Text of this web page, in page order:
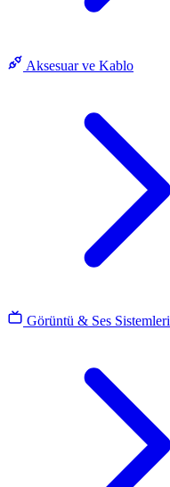
Aksesuar ve Kablo
Görüntü & Ses Sistemleri